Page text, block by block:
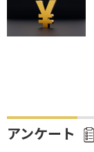
アンケート